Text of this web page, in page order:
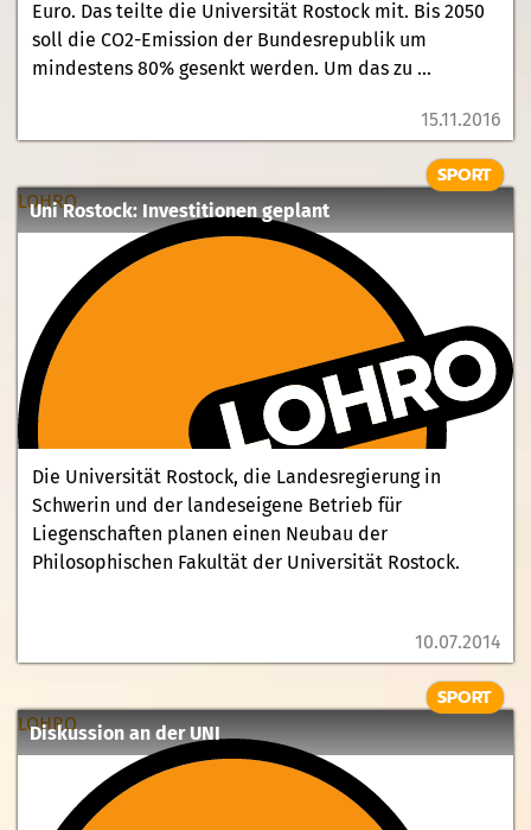
Euro. Das teilte die Universität Rostock mit. Bis 2050
soll die CO2-Emission der Bundesrepublik um
mindestens 80% gesenkt werden. Um das zu ...
15.11.2016
LOHRO
Uni Rostock: Investitionen geplant
SPORT
Die Universität Rostock, die Landesregierung in
Schwerin und der landeseigene Betrieb für
Liegenschaften planen einen Neubau der
Philosophischen Fakultät der Universität Rostock.
10.07.2014
LOHRO
Diskussion an der UNI
SPORT